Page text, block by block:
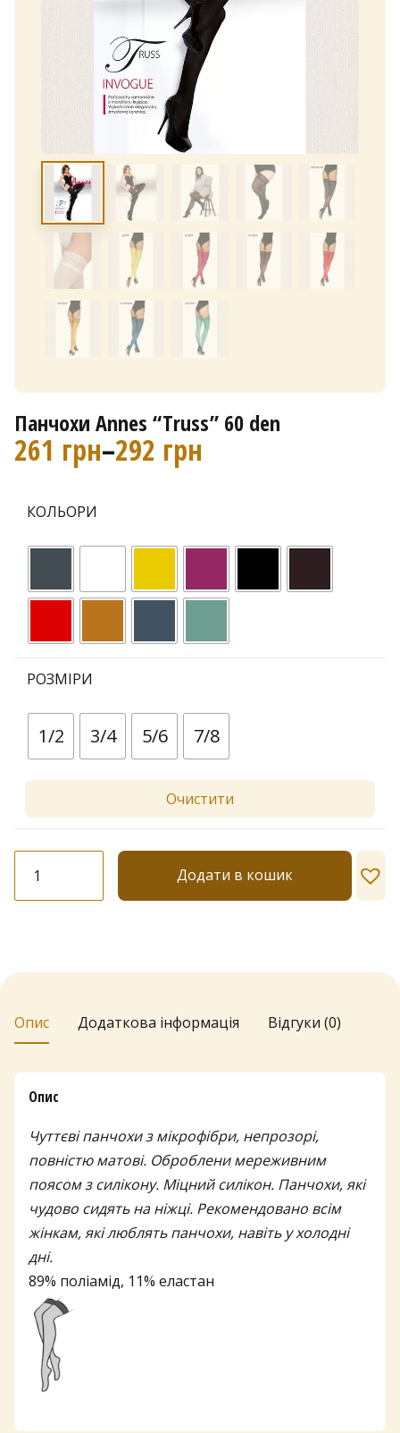
Панчохи Annes “Truss” 60 den
261 грн–292 грн
Д
п
ц
н
в
д
2
р
н
КОЛЬОРИ
РОЗМІРИ
1/2 3/4 5/6 7/8
Очистити
Панчохи
Annes
"Truss"
Додати в кошик
Опис Додаткова інформація Відгуки (0)
Опис
Чуттєві панчохи з мікрофібри, непрозорі,
повністю матові. Оброблени мереживним
поясом з силікону. Міцний силікон. Панчохи, які
чудово сидять на ніжці. Рекомендовано всім
жінкам, які люблять панчохи, навіть у холодні
дні.
89% поліамід, 11% еластан